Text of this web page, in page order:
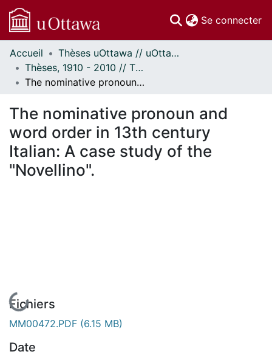
Se connecter
Communautés
et collections
Parcourir
À propos
Accueil
Thèses uOttawa // uOttawa Theses
Thèses, 1910 - 2010 // Theses, 1910 - 2010
The nominative pronoun and word order in 13th century Italian: A case study of the "Novellino".
The nominative pronoun and
word order in 13th century
Italian: A case study of the
"Novellino".
En cours de chargement...
Fichiers
MM00472.PDF (6.15 MB)
Date